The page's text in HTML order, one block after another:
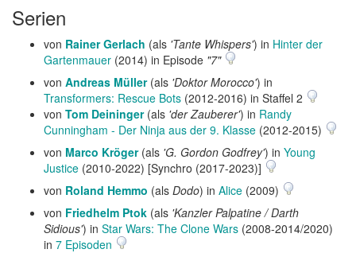
Serien
von Rainer Gerlach (als 'Tante Whispers') in Hinter der
Gartenmauer (2014) in Episode "7"
von Andreas Müller(als 'Doktor Morocco') in
Transformers: Rescue Bots (2012-2016) in Staffel 2
von Tom Deininger(als 'der Zauberer') in Randy
Cunningham - Der Ninja aus der 9. Klasse (2012-2015)
von Marco Kröger(als 'G. Gordon Godfrey') in Young
Justice (2010-2022) [Synchro (2017-2023)]
von Roland Hemmo (als Dodo) in Alice (2009)
von Friedhelm Ptok (als 'Kanzler Palpatine / Darth
Sidious') in Star Wars: The Clone Wars (2008-2014/2020)
in 7 Episoden